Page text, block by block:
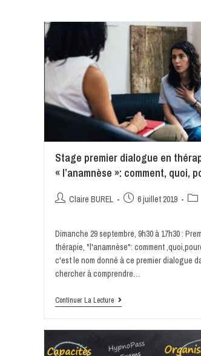
Stage premier dialogue en
« l’anamnèse »: comment, quoi,
Claire BUREL 6 juillet 2019
Dimanche 29 septembre, 9h30 à 17h30 :
thérapie, "l'anamnèse": comment
c'est le nom donné à ce premier dialogue
chercher à comprendre…
Continuer La Lecture